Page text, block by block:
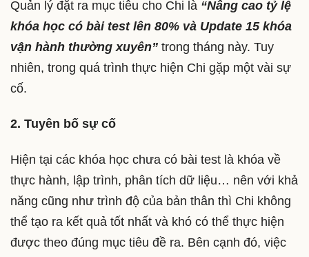
Quản lý đặt ra mục tiêu cho Chi là “Nâng cao tỷ lệ
khóa học có bài test lên 80% và Update 15 khóa
vận hành thường xuyên” trong tháng này. Tuy
nhiên, trong quá trình thực hiện Chi gặp một vài sự
cố.
2. Tuyên bố sự cố
Hiện tại các khóa học chưa có bài test là khóa về
thực hành, lập trình, phân tích dữ liệu… nên với khả
năng cũng như trình độ của bản thân thì Chi không
thể tạo ra kết quả tốt nhất và khó có thể thực hiện
được theo đúng mục tiêu đề ra. Bên cạnh đó, việc